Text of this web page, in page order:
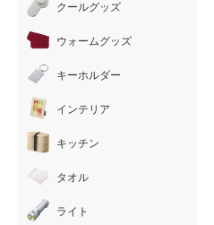
クールグッズ
ウォームグッズ
キーホルダー
インテリア
キッチン
タオル
ライト